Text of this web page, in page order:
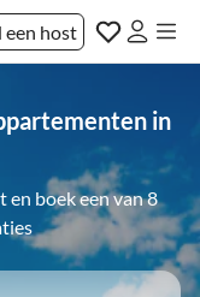
host
in
boek een van 8